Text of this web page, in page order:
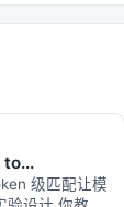
to...
级匹配让模